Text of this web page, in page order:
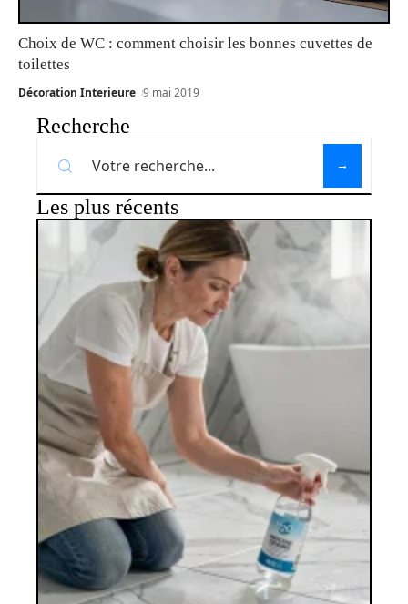
Choix de WC : comment choisir les bonnes cuvettes de
toilettes
Décoration Interieure 9 mai 2019
Recherche
Les plus récents